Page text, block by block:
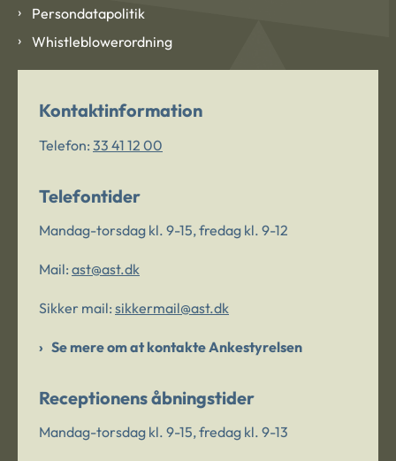
Persondatapolitik
Whistleblowerordning
Kontaktinformation
Telefon: 33 41 12 00
Telefontider
Mandag-torsdag kl. 9-15, fredag kl. 9-12
Mail: ast@ast.dk
Sikker mail: sikkermail@ast.dk
Se mere om at kontakte Ankestyrelsen
Receptionens åbningstider
Mandag-torsdag kl. 9-15, fredag kl. 9-13